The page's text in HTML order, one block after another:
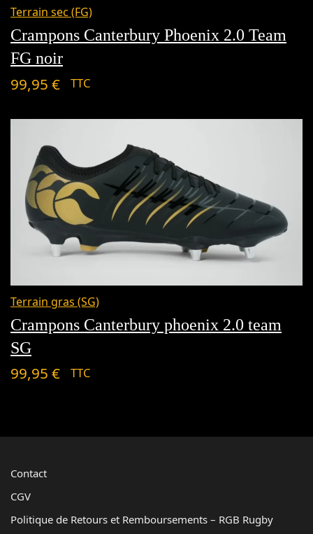
Terrain sec (FG)
Crampons Canterbury Phoenix 2.0 Team
FG noir
99,95 € TTC
Terrain gras (SG)
Crampons Canterbury phoenix 2.0 team
SG
99,95 € TTC
Contact
CGV
Politique de Retours et Remboursements – RGB Rugby